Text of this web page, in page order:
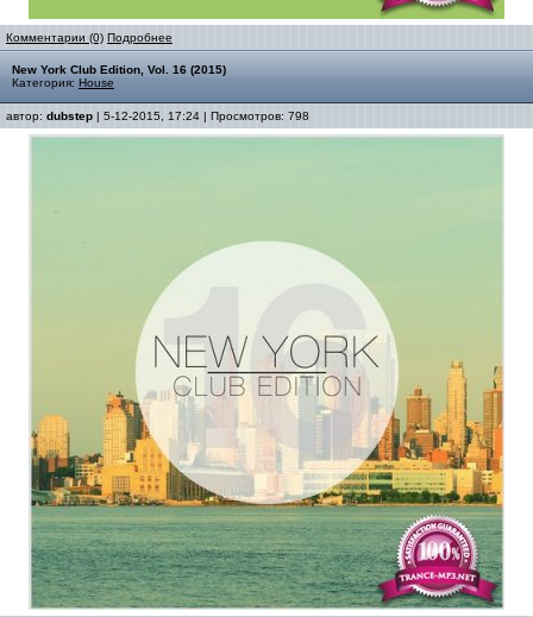
Комментарии (0) Подробнее
New York Club Edition, Vol. 16 (2015)
Категория: House
автор: dubstep | 5-12-2015, 17:24 | Просмотров: 798